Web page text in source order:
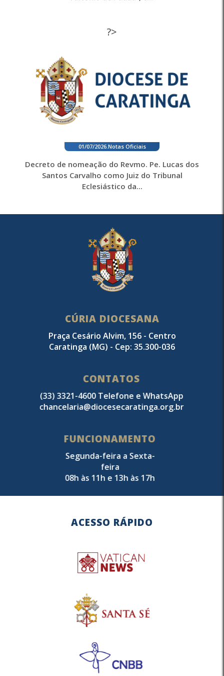
?>
01/07/2026. Notas Oficiais
Decreto de nomeação do Revmo. Pe. Lucas dos
Santos Carvalho como Juiz do Tribunal
Eclesiástico da...
CÚRIA DIOCESANA
Praça Cesário Alvim, 156 - Centro
Caratinga (MG) - Cep: 35.300-036
CONTATOS
(33) 3321-4600 Telefone e WhatsApp
chancelaria@diocesecaratinga.org.br
FUNCIONAMENTO
Segunda-feira a Sexta-
feira
08h às 11h e 13h às 17h
ACESSO RÁPIDO